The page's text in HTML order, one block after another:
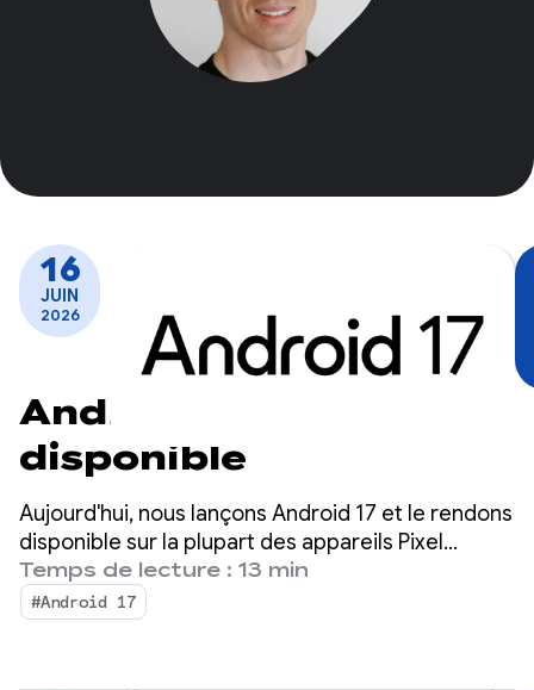
16
JUIN
2026
Android 17 est
disponible
Aujourd'hui, nous lançons Android 17 et le rendons
disponible sur la plupart des appareils Pixel
compatibles. De nouveaux appareils fonctionnant
sous Android 17 seront disponibles dans les
prochains mois.
Temps de lecture : 13 min
#Android 17